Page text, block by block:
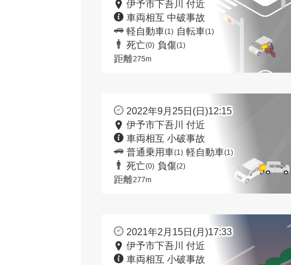
伊予市下吾川 付近
車両相互 中破事故
軽自動車(1) 自転車(1)
死亡(0) 負傷(1)
距離275m
2022年9月25日(日)12:15
伊予市下吾川 付近
車両相互 小破事故
普通乗用車(1) 軽自動車(1)
死亡(0) 負傷(2)
距離277m
2021年2月15日(月)17:33
伊予市下吾川 付近
車両相互 小破事故